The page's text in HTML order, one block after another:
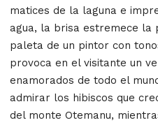
matices de la laguna e
agua, la brisa estremece la
paleta de un pintor con
provoca en el visitante un
enamorados de todo el
admirar los hibiscos que
del monte Otemanu,